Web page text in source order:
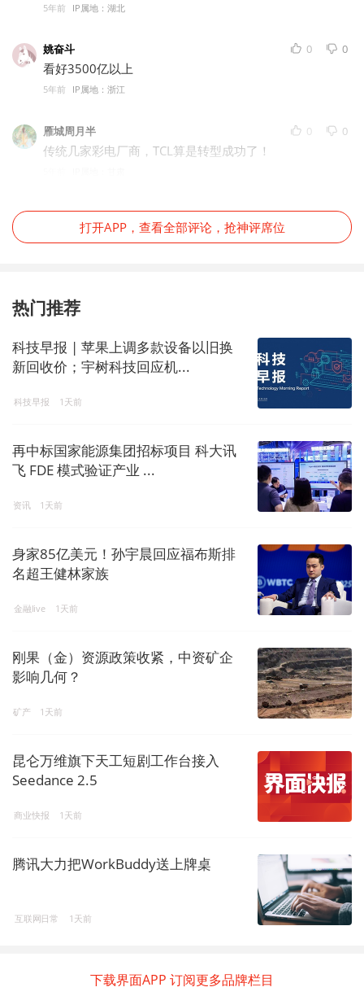
5年前 IP属地：湖北
姚奋斗 0 0
看好3500亿以上
5年前 IP属地：浙江
雁城周月半 0 0
传统几家彩电厂商，TCL算是转型成功了！
打开APP，查看全部评论，抢神评席位
热门推荐
科技早报 | 苹果上调多款设备以旧换
新回收价；宇树科技回应机...
科技早报 1天前
再中标国家能源集团招标项目 科大讯
飞 FDE 模式验证产业 ...
资讯 1天前
身家85亿美元！孙宇晨回应福布斯排
名超王健林家族
金融live 1天前
刚果（金）资源政策收紧，中资矿企
影响几何？
矿产 1天前
昆仑万维旗下天工短剧工作台接入
Seedance 2.5
商业快报 1天前
腾讯大力把WorkBuddy送上牌桌
互联网日常 1天前
下载界面APP 订阅更多品牌栏目